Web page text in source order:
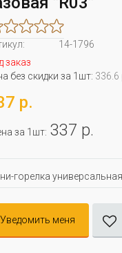
14-1796
заказ
без скидки за 1шт: 336.6
р.
за 1шт: 337 р.
горелка
Уведомить меня